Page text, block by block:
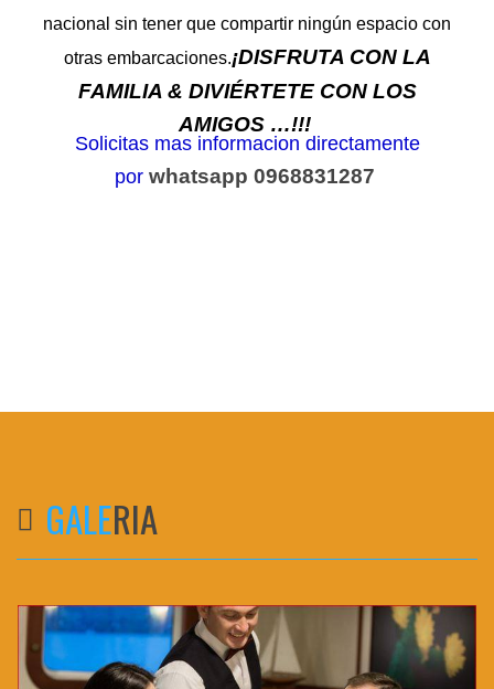
nacional sin tener que compartir ningún espacio con
otras embarcaciones.¡DISFRUTA CON LA
FAMILIA & DIVIÉRTETE CON LOS
AMIGOS …!!!
Solicitas mas informacion directamente
por whatsapp 0968831287
GALERIA